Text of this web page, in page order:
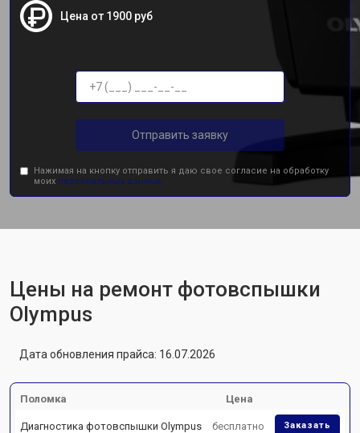
Цена от 1900 руб
Отправить заявку
Нажимая на кнопку отправить я даю свое согласие на обработку
моих персональных данных.
Цены на ремонт фотовспышки
Olympus
Дата обновления прайса: 16.07.2026
Поломка Цена
Диагностика фотовспышки Olympus бесплатно Заказать